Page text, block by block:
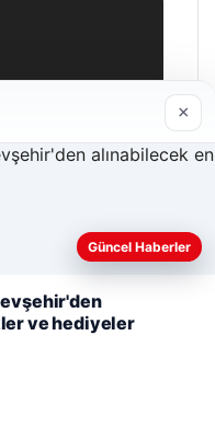
iyi anlayabilmek,
×
Güncel Haberler
ve hediyeler